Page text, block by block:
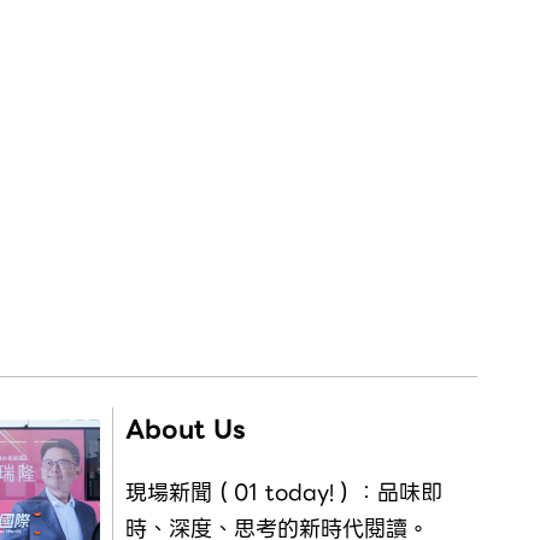
About Us
現場新聞（01 today!）：品味即
時、深度、思考的新時代閱讀。